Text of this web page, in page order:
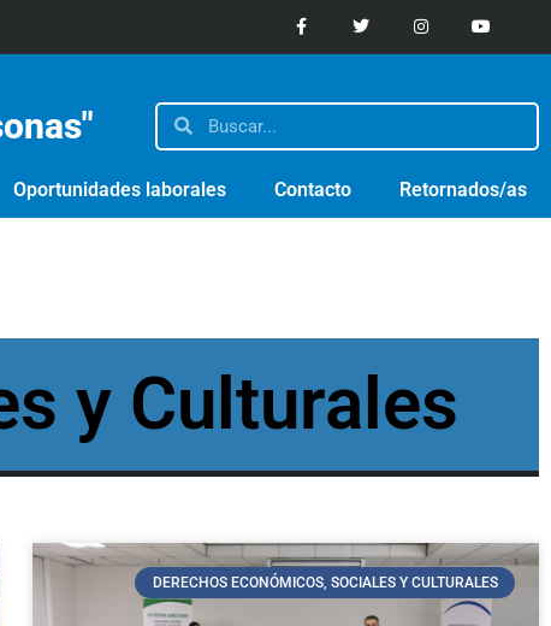
Oportunidades laborales Contacto Retornados/as
y Culturales
DERECHOS ECONÓMICOS, SOCIALES Y CULTURALES